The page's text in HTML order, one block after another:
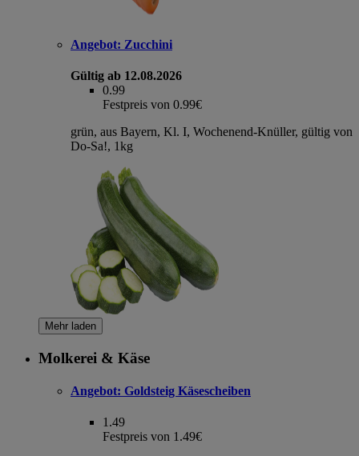
Angebot: Zucchini
Gültig ab 12.08.2026
0.99
Festpreis von 0.99€
grün, aus Bayern, Kl. I, Wochenend-Knüller, gültig von
Do-Sa!, 1kg
Mehr laden
Molkerei & Käse
Angebot: Goldsteig Käsescheiben
1.49
Festpreis von 1.49€